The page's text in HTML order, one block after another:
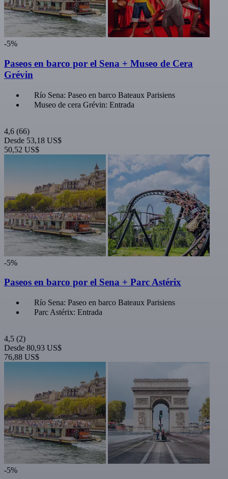
-5%
Paseos en barco por el Sena + Museo de Cera
Grévin
Río Sena: Paseo en barco Bateaux Parisiens
Museo de cera Grévin: Entrada
4,6 (66)
Desde 53,18 US$
50,52 US$
-5%
Paseos en barco por el Sena + Parc Astérix
Río Sena: Paseo en barco Bateaux Parisiens
Parc Astérix: Entrada
4,5 (2)
Desde 80,93 US$
76,88 US$
-5%